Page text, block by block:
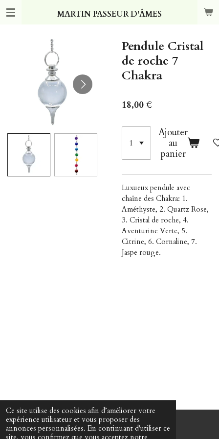
Ce site utilise des cookies afin d’améliorer votre
expérience utilisateur et vous proposer des
annonces personnalisées. En continuant d'utiliser ce
site, vous confirmez que vous acceptez notre
Passer
MARTIN PASSEUR D'ÂMES
Pendule Cristal
de roche 7
Chakra
18,00 €
Ajouter
au
panier
Luxueux pendule avec
chaîne des Chakra: 1.
Améthyste, 2. Quartz Rose,
3. Cristal de roche, 4.
Aventurine Verte, 5.
Citrine, 6. Cornaline, 7.
Jaspe rouge.
© 2022 - 2026 Martin Passeur d'âmes